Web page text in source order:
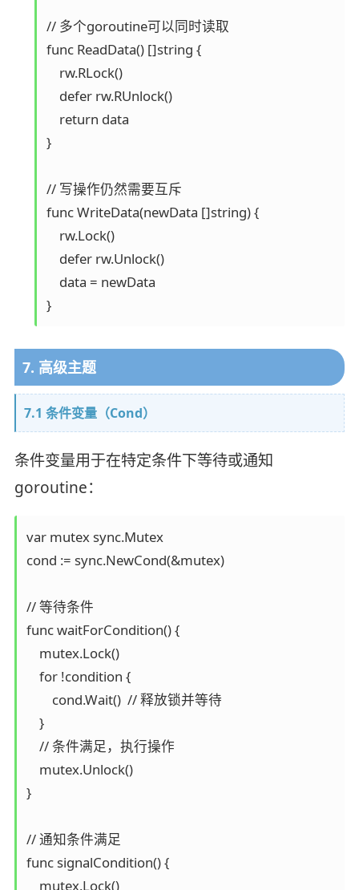
// 多个goroutine可以同时读取
func ReadData() []string {
    rw.RLock()
    defer rw.RUnlock()
    return data
}
// 写操作仍然需要互斥
func WriteData(newData []string) {
    rw.Lock()
    defer rw.Unlock()
    data = newData
}
7. 高级主题
7.1 条件变量（Cond）
条件变量用于在特定条件下等待或通知
goroutine：
var mutex sync.Mutex
cond := sync.NewCond(&mutex)
// 等待条件
func waitForCondition() {
    mutex.Lock()
    for !condition {
        cond.Wait()  // 释放锁并等待
    }
    // 条件满足，执行操作
    mutex.Unlock()
}
// 通知条件满足
func signalCondition() {
    mutex.Lock()